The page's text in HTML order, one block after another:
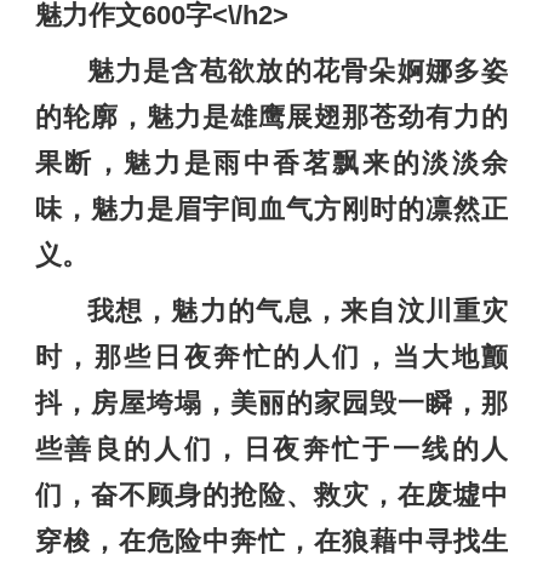
魅力作文600字<\/h2>
魅力是含苞欲放的花骨朵婀娜多姿
的轮廓，魅力是雄鹰展翅那苍劲有力的
果断，魅力是雨中香茗飘来的淡淡余
味，魅力是眉宇间血气方刚时的凛然正
义。
我想，魅力的气息，来自汶川重灾
时，那些日夜奔忙的人们，当大地颤
抖，房屋垮塌，美丽的家园毁一瞬，那
些善良的人们，日夜奔忙于一线的人
们，奋不顾身的抢险、救灾，在废墟中
穿梭，在危险中奔忙，在狼藉中寻找生